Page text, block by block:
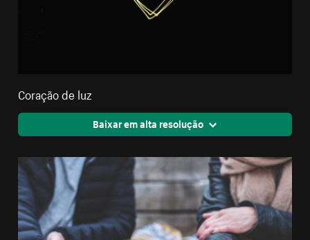
Coração de luz
Baixar em alta resolução